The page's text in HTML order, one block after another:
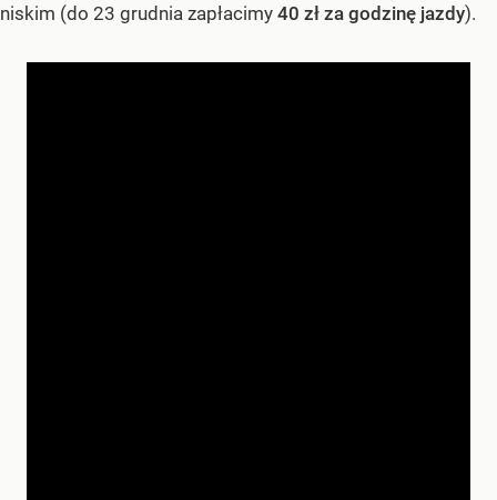
niskim (do 23 grudnia zapłacimy 40 zł za godzinę jazdy).